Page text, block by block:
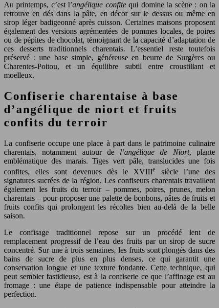
Au printemps, c’est l’angélique confitequi domine la scène : on la
retrouve en dés dans la pâte, en décor sur le dessus ou même en
sirop léger badigeonné après cuisson. Certaines maisons proposent
également des versions agrémentées de pommes locales, de poires
ou de pépites de chocolat, témoignant de la capacité d’adaptation de
ces desserts traditionnels charentais. L’essentiel reste toutefois
préservé : une base simple, généreuse en beurre de Surgères ou
Charentes-Poitou, et un équilibre subtil entre croustillant et
moelleux.
Confiserie charentaise à base
d’angélique de niort et fruits
confits du terroir
La confiserie occupe une place à part dans le patrimoine culinaire
charentais, notamment autour de l’angélique de Niort, plante
emblématique des marais. Tiges vert pâle, translucides une fois
confites, elles sont devenues dès le XVIIIe siècle l’une des
signatures sucrées de la région. Les confiseurs charentais travaillent
également les fruits du terroir – pommes, poires, prunes, melon
charentais – pour proposer une palette de bonbons, pâtes de fruits et
fruits confits qui prolongent les récoltes bien au-delà de la belle
saison.
Le confisage traditionnel repose sur un procédé lent de
remplacement progressif de l’eau des fruits par un sirop de sucre
concentré. Sur une à trois semaines, les fruits sont plongés dans des
bains de sucre de plus en plus denses, ce qui garantit une
conservation longue et une texture fondante. Cette technique, qui
peut sembler fastidieuse, est à la confiserie ce que l’affinage est au
fromage : une étape de patience indispensable pour atteindre la
perfection.